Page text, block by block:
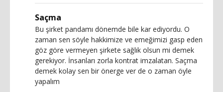
Saçma
Bu şirket pandamı dönemde bile kar ediyordu. O
zaman sen söyle hakkimize ve emeğimizi gasp eden
göz göre vermeyen şirkete sağlık olsun mi demek
gerekiyor. İnsanları zorla kontrat imzalatan. Saçma
demek kolay sen bir önerge ver de o zaman öyle
yapalım